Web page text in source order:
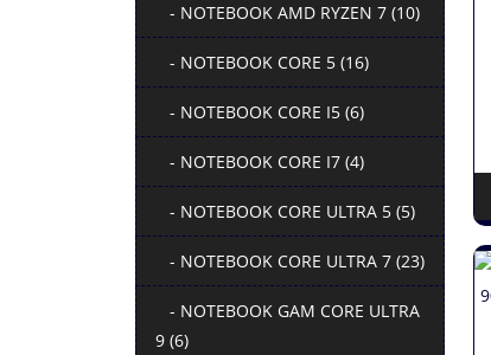
- NOTEBOOK AMD RYZEN 7 (10)
- NOTEBOOK CORE 5 (16)
- NOTEBOOK CORE I5 (6)
- NOTEBOOK CORE I7 (4)
- NOTEBOOK CORE ULTRA 5 (5)
- NOTEBOOK CORE ULTRA 7 (23)
- NOTEBOOK GAM CORE ULTRA
9 (6)